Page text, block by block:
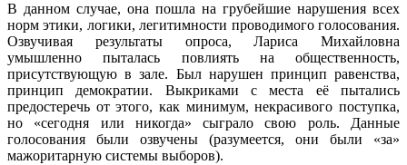
В данном случае, она пошла на грубейшие нарушения всех
норм этики, логики, легитимности проводимого голосования.
Озвучивая результаты опроса, Лариса Михайловна
умышленно пыталась повлиять на общественность,
присутствующую в зале. Был нарушен принцип равенства,
принцип демократии. Выкриками с места её пытались
предостеречь от этого, как минимум, некрасивого поступка,
но «сегодня или никогда» сыграло свою роль. Данные
голосования были озвучены (разумеется, они были «за»
мажоритарную системы выборов).